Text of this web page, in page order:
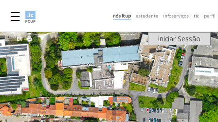
nós fcup estudante infoserviços tic perfil
Iniciar Sessão